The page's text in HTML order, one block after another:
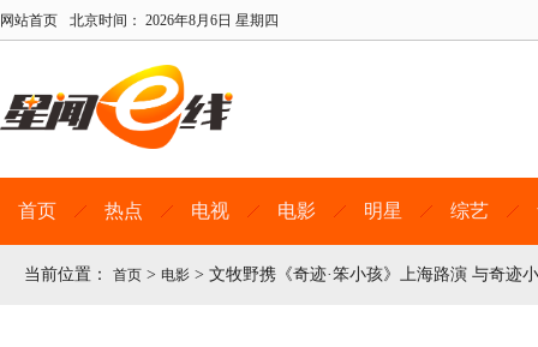
网站首页 北京时间： 2026年8月6日 星期四
首页 热点 电视 电影 明星 综艺
当前位置： 首页 > 电影 > 文牧野携《奇迹·笨小孩》上海路演 与奇迹